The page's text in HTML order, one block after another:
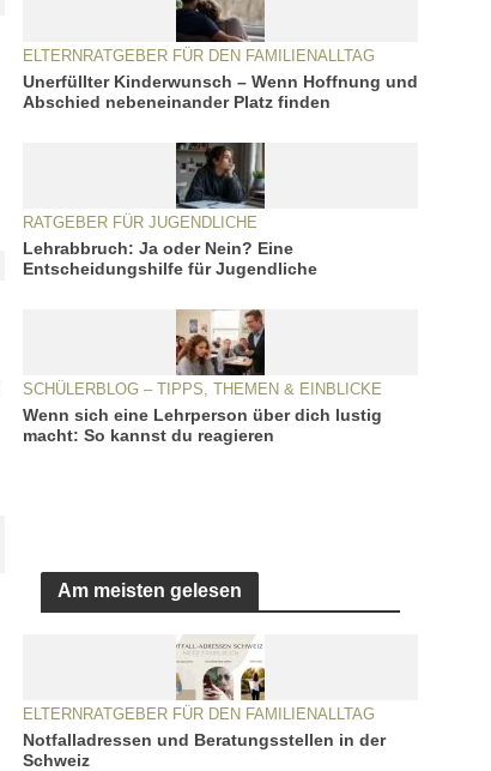
ELTERNRATGEBER FÜR DEN FAMILIENALLTAG
Unerfüllter Kinderwunsch – Wenn Hoffnung und
Abschied nebeneinander Platz finden
RATGEBER FÜR JUGENDLICHE
Lehrabbruch: Ja oder Nein? Eine
Entscheidungshilfe für Jugendliche
SCHÜLERBLOG – TIPPS, THEMEN & EINBLICKE
Wenn sich eine Lehrperson über dich lustig
macht: So kannst du reagieren
Am meisten gelesen
ELTERNRATGEBER FÜR DEN FAMILIENALLTAG
Notfalladressen und Beratungsstellen in der
Schweiz